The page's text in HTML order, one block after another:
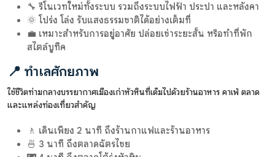
🔧 รีโนเวทใหม่ทั้งระบบ รวมถึงระบบไฟฟ้า ประปา และหลังคา
🌞 โปร่ง โล่ง รับแสงธรรมชาติได้อย่างเต็มที่
💼 เหมาะสำหรับการอยู่อาศัย ปล่อยเช่าระยะสั้น หรือทำที่พัก
สไตล์บูทีค
📍 ทำเลศักยภาพ
ใช้ชีวิตท่ามกลางบรรยากาศเมืองเก่าหัวหินที่เต็มไปด้วยร้านอาหาร คาเฟ่ ตลาด
และแหล่งท่องเที่ยวสำคัญ
🚶 เดินเพียง 2 นาที ถึงร้านกาแฟและร้านอาหาร
🍜 3 นาที ถึงตลาดฉัตรไชย